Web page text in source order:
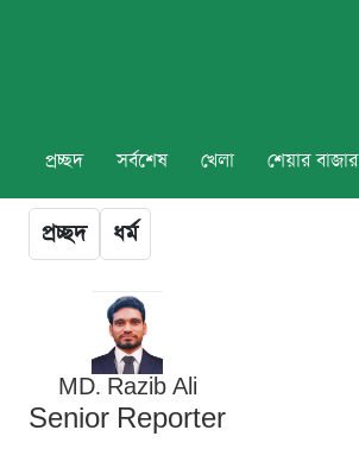
প্রচ্ছদ সর্বশেষ খেলা শেয়ার বাজার
প্রচ্ছদ ধর্ম
MD. Razib Ali
Senior Reporter